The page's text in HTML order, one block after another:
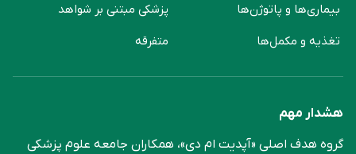
بیماری‌ها و پاتوژن‌ها
تغذیه و مکمل‌ها
پزشکی مبتنی بر شواهد
متفرقه
هشدار مهم
گروه هدف اصلی «آپدیت ام دی»، همکاران جامعه علوم ‌پزشکی